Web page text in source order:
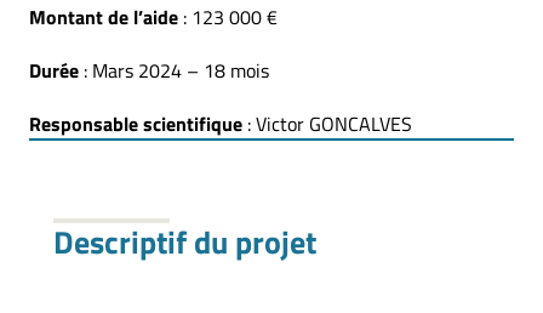
Montant de l’aide : 123 000 €
Durée : Mars 2024 – 18 mois
Responsable scientifique : Victor GONCALVES
Descriptif du projet